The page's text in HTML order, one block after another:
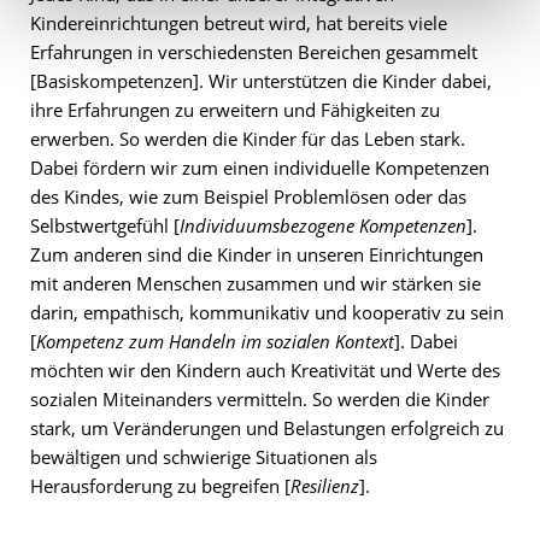
Kindereinrichtungen betreut wird, hat bereits viele
Erfahrungen in verschiedensten Bereichen gesammelt
[Basiskompetenzen]. Wir unterstützen die Kinder dabei,
ihre Erfahrungen zu erweitern und Fähigkeiten zu
erwerben. So werden die Kinder für das Leben stark.
Dabei fördern wir zum einen individuelle Kompetenzen
des Kindes, wie zum Beispiel Problemlösen oder das
Selbstwertgefühl [Individuumsbezogene Kompetenzen].
Zum anderen sind die Kinder in unseren Einrichtungen
mit anderen Menschen zusammen und wir stärken sie
darin, empathisch, kommunikativ und kooperativ zu sein
[Kompetenz zum Handeln im sozialen Kontext]. Dabei
möchten wir den Kindern auch Kreativität und Werte des
sozialen Miteinanders vermitteln. So werden die Kinder
stark, um Veränderungen und Belastungen erfolgreich zu
bewältigen und schwierige Situationen als
Herausforderung zu begreifen [Resilienz].